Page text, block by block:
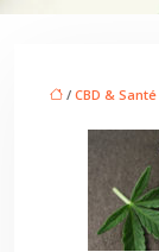
/ CBD & Santé